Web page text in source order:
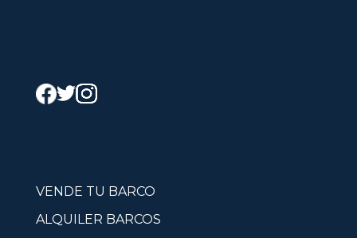
VENDE TU BARCO
ALQUILER BARCOS